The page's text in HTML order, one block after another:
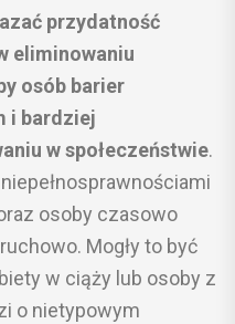
przydatność
eliminowaniu
osób barier
i bardziej
w społeczeństwie.
osoby czasowo
Mogły to być
w ciąży lub osoby z
o nietypowym